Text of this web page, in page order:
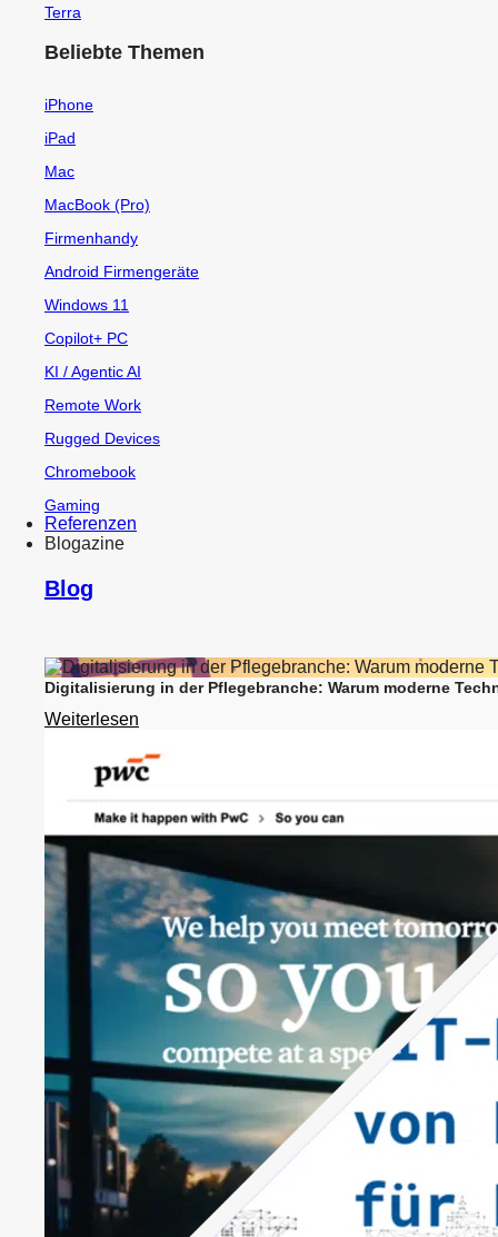
Terra
Beliebte Themen
iPhone
iPad
Mac
MacBook (Pro)
Firmenhandy
Android Firmengeräte
Windows 11
Copilot+ PC
KI / Agentic AI
Remote Work
Rugged Devices
Chromebook
Gaming
Referenzen
Blogazine
Blog
Digitalisierung in der Pflegebranche: Warum moderne
Weiterlesen